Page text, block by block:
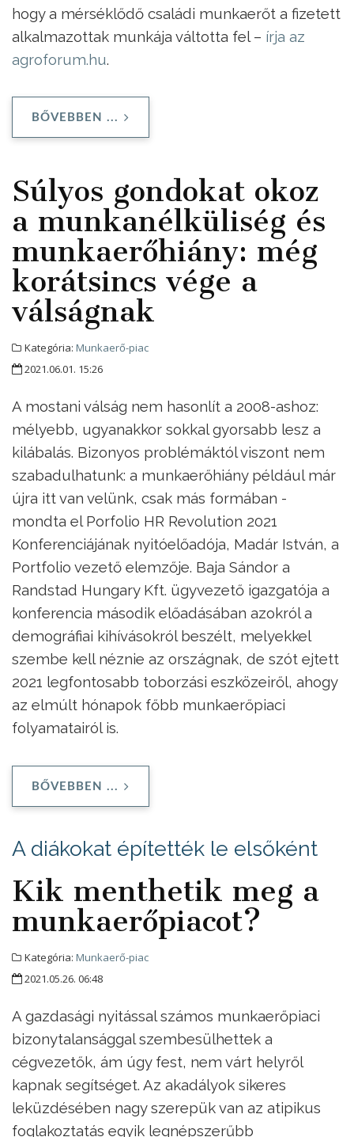
hogy a mérséklődő családi munkaerőt a fizetett
alkalmazottak munkája váltotta fel – írja az
agroforum.hu.
BŐVEBBEN ...
Súlyos gondokat okoz
a munkanélküliség és
munkaerőhiány: még
korátsincs vége a
válságnak
Kategória: Munkaerő-piac
2021.06.01. 15:26
A mostani válság nem hasonlít a 2008-ashoz:
mélyebb, ugyanakkor sokkal gyorsabb lesz a
kilábalás. Bizonyos problémáktól viszont nem
szabadulhatunk: a munkaerőhiány például már
újra itt van velünk, csak más formában -
mondta el Porfolio HR Revolution 2021
Konferenciájának nyitóelőadója, Madár István, a
Portfolio vezető elemzője. Baja Sándor a
Randstad Hungary Kft. ügyvezető igazgatója a
konferencia második előadásában azokról a
demográfiai kihívásokról beszélt, melyekkel
szembe kell néznie az országnak, de szót ejtett
2021 legfontosabb toborzási eszközeiről, ahogy
az elmúlt hónapok főbb munkaerőpiaci
folyamatairól is.
BŐVEBBEN ...
A diákokat építették le elsőként
Kik menthetik meg a
munkaerőpiacot?
Kategória: Munkaerő-piac
2021.05.26. 06:48
A gazdasági nyitással számos munkaerőpiaci
bizonytalansággal szembesülhettek a
cégvezetők, ám úgy fest, nem várt helyről
kapnak segítséget. Az akadályok sikeres
leküzdésében nagy szerepük van az atipikus
foglakoztatás egyik legnépszerűbb